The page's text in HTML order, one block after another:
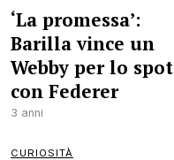
‘La promessa’:
Barilla vince un
Webby per lo spot
con Federer
3 anni
CURIOSITÀ